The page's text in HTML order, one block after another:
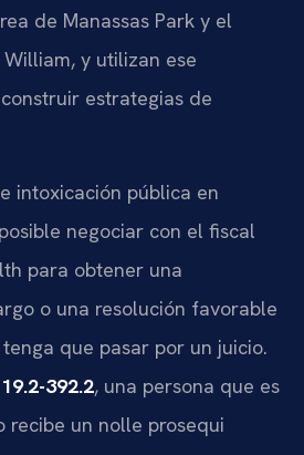
de Manassas Park y el
y utilizan ese
estrategias de
intoxicación pública en
negociar con el fiscal
para obtener una
o una resolución favorable
que pasar por un juicio.
392.2, una persona que es
recibe un nolle prosequi